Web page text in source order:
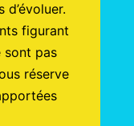
figurant
pas
réserve